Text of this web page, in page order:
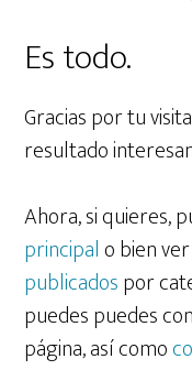
Es todo.
Gracias por tu
resultado
Ahora, si quieres,
principalo bien
publicadospor
puedes puedes
página, así como